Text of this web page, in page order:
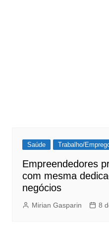
Saúde Trabalho/
Empreendedores
com mesma
negócios
Mirian Gasparin 8